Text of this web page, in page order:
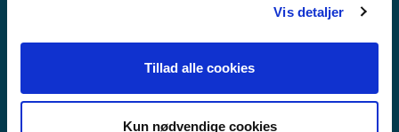
Vis detaljer
Tillad alle cookies
Kun nødvendige cookies
UDDANNELSER